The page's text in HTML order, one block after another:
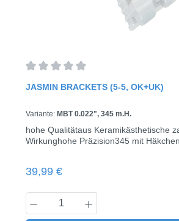
JASMIN BRACKETS (5-5, OK+UK)
Variante: MBT 0.022", 345 m.H.
hohe Qualitätaus Keramikästhetische
Wirkunghohe Präzision345 mit
Regulärer Preis:
39,99 €
Produkt Anzahl: Gib den